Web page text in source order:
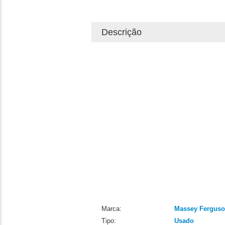
Descrição
Marca:
Massey
Tipo:
Usado